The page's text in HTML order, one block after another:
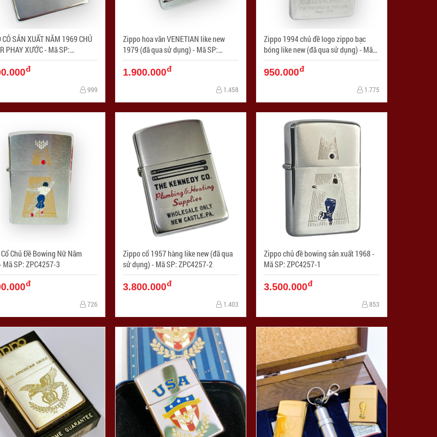
CỎ SẢN XUẤT NĂM 1969 CHỦ
XƯỚC - Mã SP:
6
đ
999
Zippo hoa văn VENETIAN like new
1979 (đã qua sử dụng) - Mã SP:
ZPC4257-5
1.900.000đ
1.458
Zippo 1994 chủ đề logo zippo bạc
bóng like new (đã qua sử dụng) - Mã
SP: ZPC4257-4
950.000đ
1.775
Chủ Đề Bowing Nữ Năm
- Mã SP: ZPC4257-3
đ
726
Zippo cổ 1957 hàng like new (đã qua
sử dụng) - Mã SP: ZPC4257-2
3.800.000đ
1.403
Zippo chủ đề bowing sản xuất 1968 -
Mã SP: ZPC4257-1
3.500.000đ
853